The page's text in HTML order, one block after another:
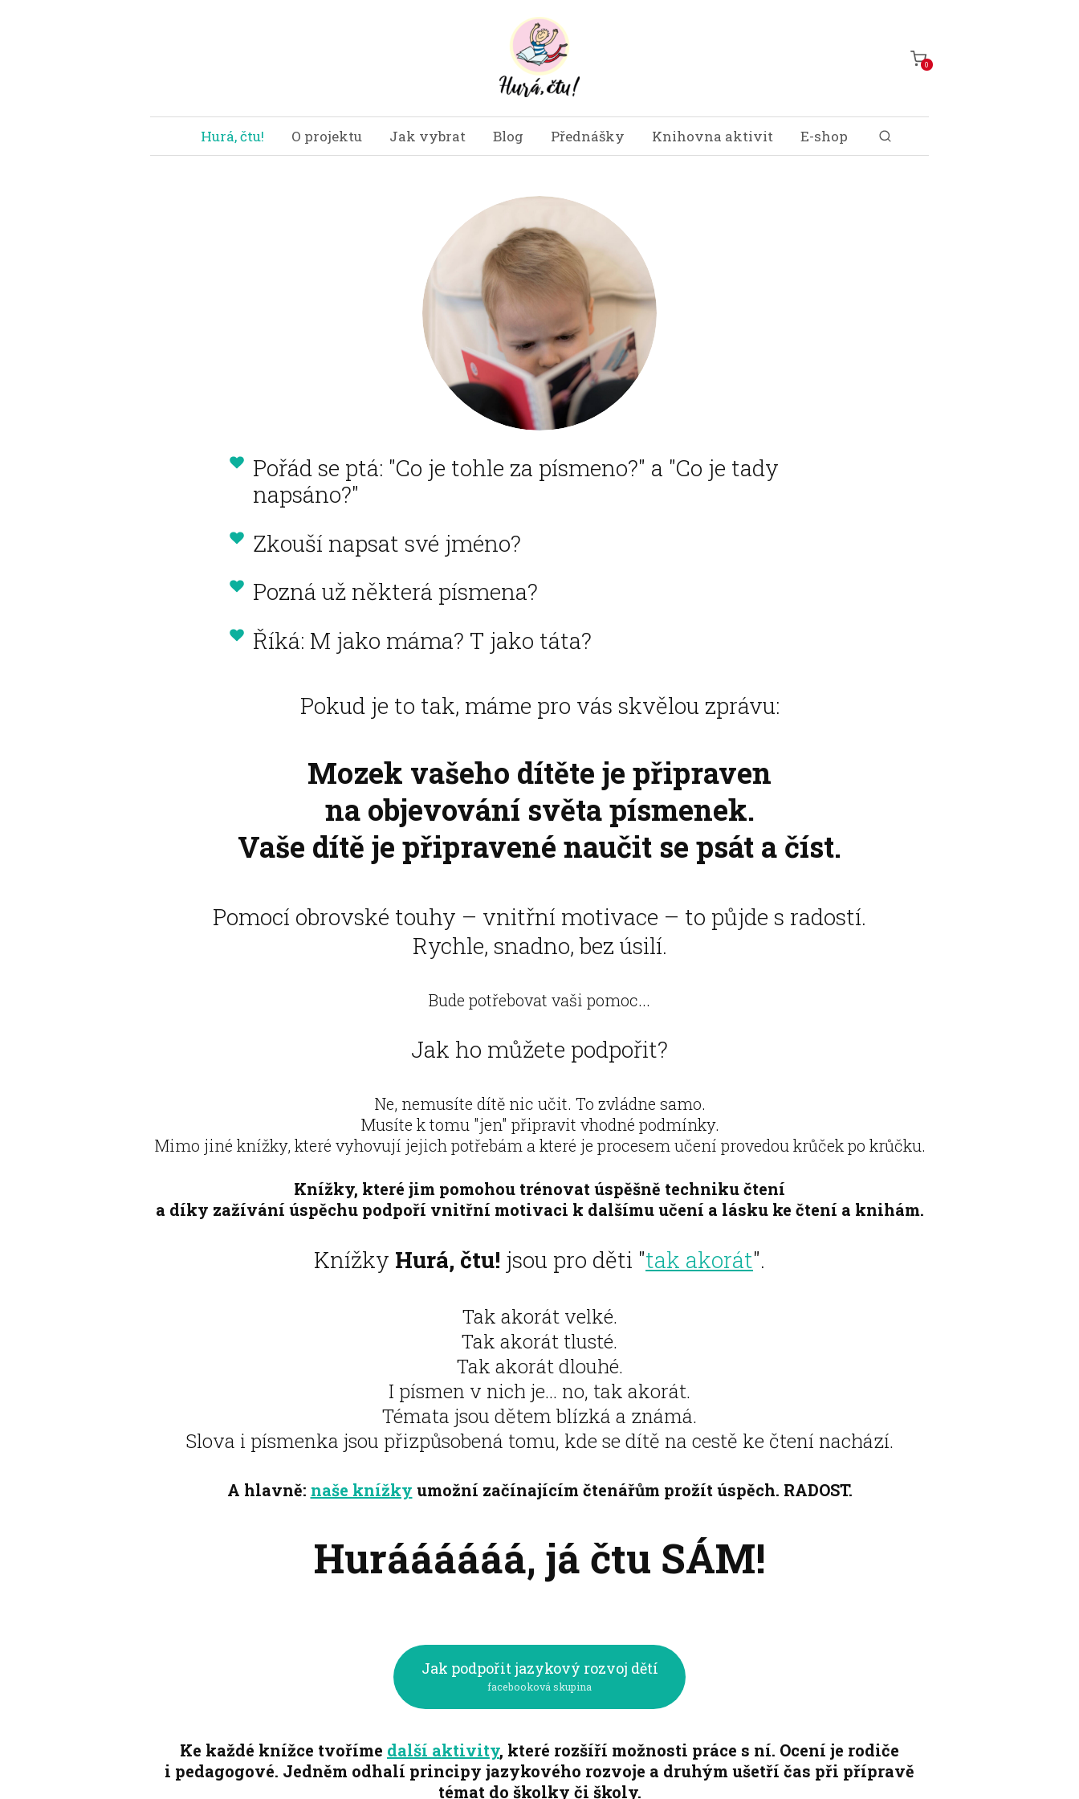
0
Hurá, čtu! O projektu Jak vybrat Blog Přednášky Knihovna aktivit E-shop
Pořád se ptá: "Co je tohle za písmeno?" a "Co je tady
napsáno?"
Zkouší napsat své jméno?
Pozná už některá písmena?
Říká: M jako máma? T jako táta?
Pokud je to tak, máme pro vás skvělou zprávu:
Mozek vašeho dítěte je připraven
na objevování světa písmenek.
Vaše dítě je připravené naučit se psát a číst.
Pomocí obrovské touhy – vnitřní motivace – to půjde s radostí.
Rychle, snadno, bez úsilí.
Bude potřebovat vaši pomoc...
Jak ho můžete podpořit?
Ne, nemusíte dítě nic učit. To zvládne samo.
Musíte k tomu "jen" připravit vhodné podmínky.
Mimo jiné knížky, které vyhovují jejich potřebám a které je procesem učení provedou krůček po krůčku.
Knížky, které jim pomohou trénovat úspěšně techniku čtení
a díky zažívání úspěchu podpoří vnitřní motivaci k dalšímu učení a lásku ke čtení a knihám.
Knížky Hurá, čtu! jsou pro děti "tak akorát".
Tak akorát velké.
Tak akorát tlusté.
Tak akorát dlouhé.
I písmen v nich je... no, tak akorát.
Témata jsou dětem blízká a známá.
Slova i písmenka jsou přizpůsobená tomu, kde se dítě na cestě ke čtení nachází.
A hlavně: naše knížky umožní začínajícím čtenářům prožít úspěch. RADOST.
Huráááááá, já čtu SÁM!
Jak podpořit jazykový rozvoj dětí
facebooková skupina
Ke každé knížce tvoříme další aktivity, které rozšíří možnosti práce s ní. Ocení je rodiče
i pedagogové. Jedněm odhalí principy jazykového rozvoje a druhým ušetří čas při přípravě
témat do školky či školy.